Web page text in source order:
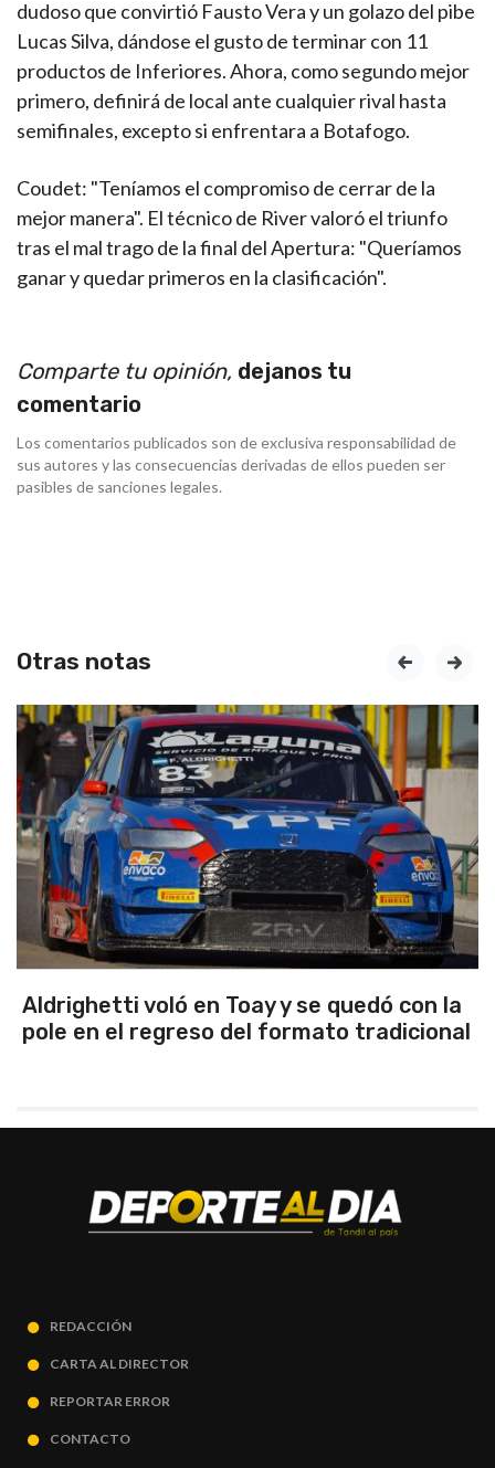
dudoso que convirtió Fausto Vera y un golazo del pibe
Lucas Silva, dándose el gusto de terminar con 11
productos de Inferiores. Ahora, como segundo mejor
primero, definirá de local ante cualquier rival hasta
semifinales, excepto si enfrentara a Botafogo.
Coudet: "Teníamos el compromiso de cerrar de la
mejor manera". El técnico de River valoró el triunfo
tras el mal trago de la final del Apertura: "Queríamos
ganar y quedar primeros en la clasificación".
Comparte tu opinión, dejanos tu
comentario
Los comentarios publicados son de exclusiva responsabilidad de
sus autores y las consecuencias derivadas de ellos pueden ser
pasibles de sanciones legales.
Otras notas
Aldrighetti voló en Toay y se quedó con la
pole en el regreso del formato tradicional
prev next
REDACCIÓN
CARTA AL DIRECTOR
REPORTAR ERROR
CONTACTO